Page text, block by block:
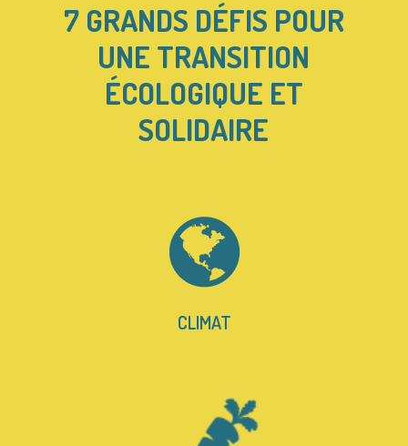
7 GRANDS DÉFIS POUR
UNE TRANSITION
ÉCOLOGIQUE ET
SOLIDAIRE
CLIMAT